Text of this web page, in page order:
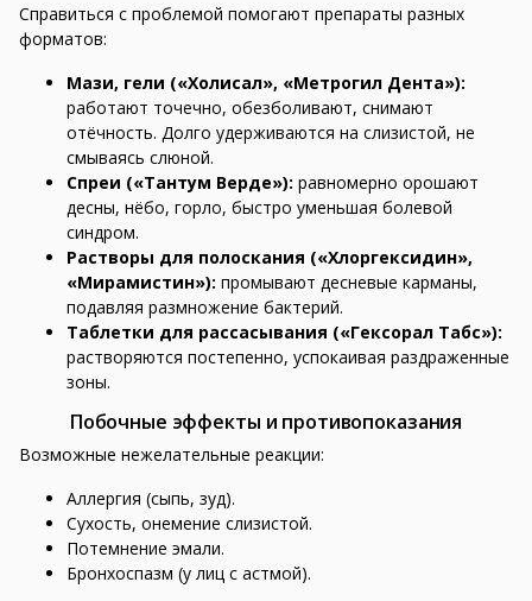
Справиться с проблемой помогают препараты разных
форматов:
Мази, гели («Холисал», «Метрогил Дента»):
работают точечно, обезболивают, снимают
отёчность. Долго удерживаются на слизистой, не
смываясь слюной.
Спреи («Тантум Верде»): равномерно орошают
десны, нёбо, горло, быстро уменьшая болевой
синдром.
Растворы для полоскания («Хлоргексидин»,
«Мирамистин»): промывают десневые карманы,
подавляя размножение бактерий.
Таблетки для рассасывания («Гексорал Табс»):
растворяются постепенно, успокаивая раздраженные
зоны.
Побочные эффекты и противопоказания
Возможные нежелательные реакции:
Аллергия (сыпь, зуд).
Сухость, онемение слизистой.
Потемнение эмали.
Бронхоспазм (у лиц с астмой).